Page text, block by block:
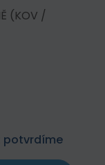
(KOV /
potvrdíme